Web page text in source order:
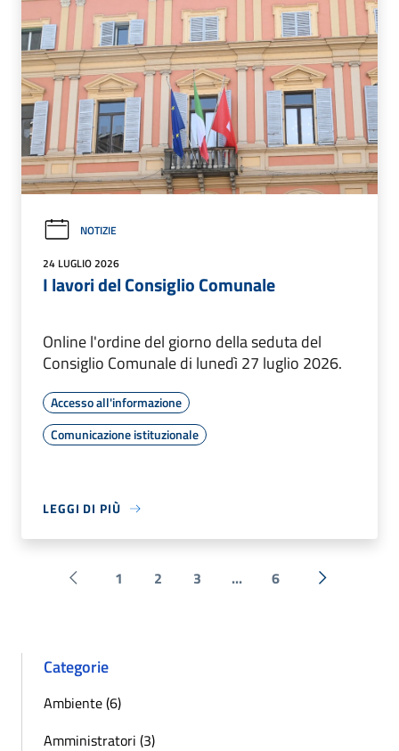
NOTIZIE
24 LUGLIO 2026
I lavori del Consiglio Comunale
Online l'ordine del giorno della seduta del
Consiglio Comunale di lunedì 27 luglio 2026.
Accesso all'informazione
Comunicazione istituzionale
LEGGI DI PIÙ
Pagina precedente
1 2 3 ... 6 Successiva
Categorie
Ambiente (6)
Amministratori (3)